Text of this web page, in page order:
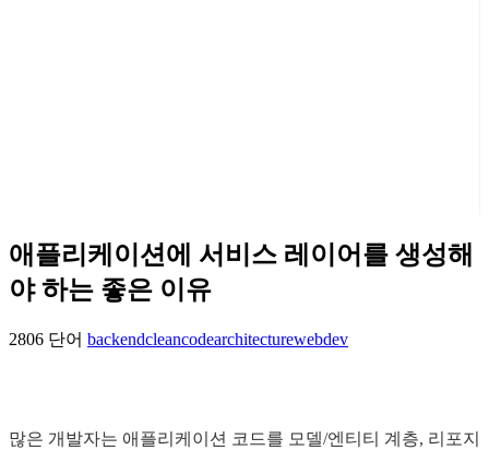
애플리케이션에 서비스 레이어를 생성해
야 하는 좋은 이유
2806 단어 backendcleancodearchitecturewebdev
많은 개발자는 애플리케이션 코드를 모델/엔티티 계층, 리포지